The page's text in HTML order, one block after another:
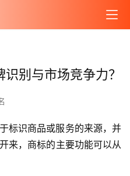
别与市场竞争力？
标识商品或服务的来源，并
来，商标的主要功能可以从